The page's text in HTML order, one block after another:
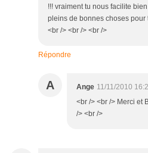
!!! vraiment tu nous facilite
pleins de bonnes choses pour
<br /> <br /> <br />
Répondre
A Ange 11/11/2010
<br /> <br /> Merci et
/> <br />